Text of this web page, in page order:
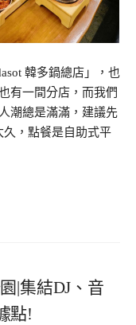
韓多鍋總店」，也
有一間分店，而我們
潮總是滿滿，建議先
久，點餐是自助式平
|集結DJ、音
點!